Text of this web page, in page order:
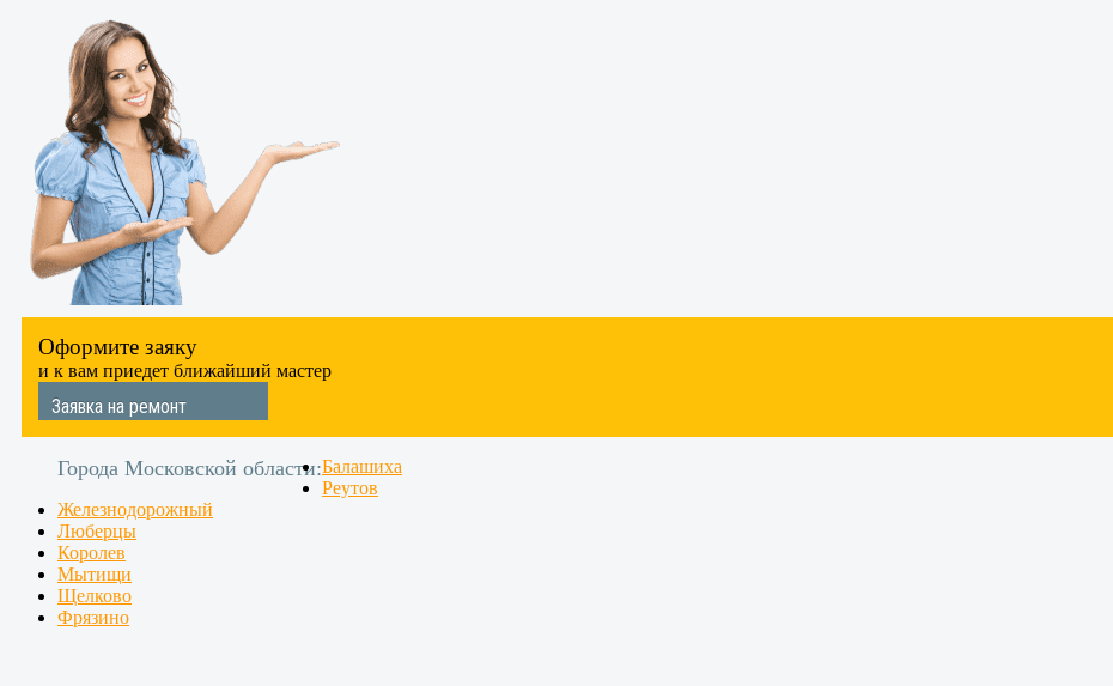
Оформите заяку
и к вам приедет ближайший мастер
Заявка на ремонт
Города Московской области:Балашиха
Реутов
Железнодорожный
Люберцы
Королев
Мытищи
Щелково
Фрязино